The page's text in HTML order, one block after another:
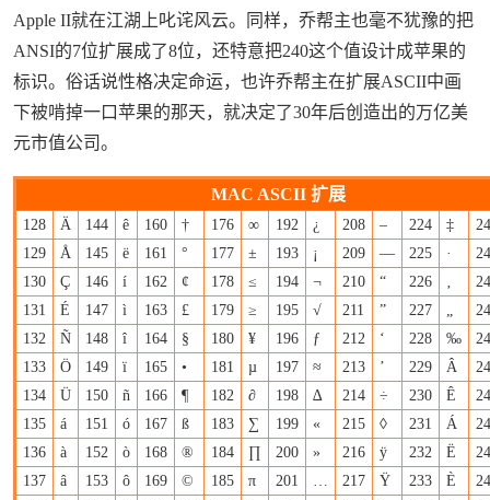
Apple II就在江湖上叱诧风云。同样，乔帮主也毫不犹豫的把
ANSI的7位扩展成了8位，还特意把240这个值设计成苹果的
标识。俗话说性格决定命运，也许乔帮主在扩展ASCII中画
下被啃掉一口苹果的那天，就决定了30年后创造出的万亿美
元市值公司。
MAC ASCII 扩展
128 Ä 144 ê 160 † 176 ∞ 192 ¿ 208 – 224 ‡
129
Å 145 ë 161 ° 177 ± 193 ¡ 209 — 225 ·
130
Ç 146 í 162 ¢ 178 ≤ 194 ¬ 210 “ 226 ‚
131
É 147 ì 163 £ 179 ≥ 195 √ 211 ” 227 „
132
Ñ 148 î 164 § 180 ¥ 196 ƒ 212 ‘ 228 ‰
133
Ö 149 ï 165 • 181 µ 197 ≈ 213 ’ 229 Â
134
Ü 150 ñ 166 ¶ 182 ∂ 198 ∆ 214 ÷ 230 Ê
135
á 151 ó 167 ß 183 ∑ 199 « 215 ◊ 231 Á
136
à 152 ò 168 ® 184 ∏ 200 » 216 ÿ 232 Ë
137
â 153 ô 169 © 185 π 201 … 217 Ÿ 233 È